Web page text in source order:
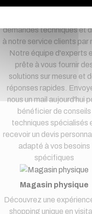
Optez pour la
demandes techniques et
à notre service clients par
Notre équipe d'experts
prête à vous fournir
solutions sur mesure et
réponses rapides.
nous un mail aujourd'hui
bénéficier de conseils
techniques spécialisés
recevoir un devis
adapté à vos besoins
spécifiques
Magasin physique
Découvrez une
shopping unique en